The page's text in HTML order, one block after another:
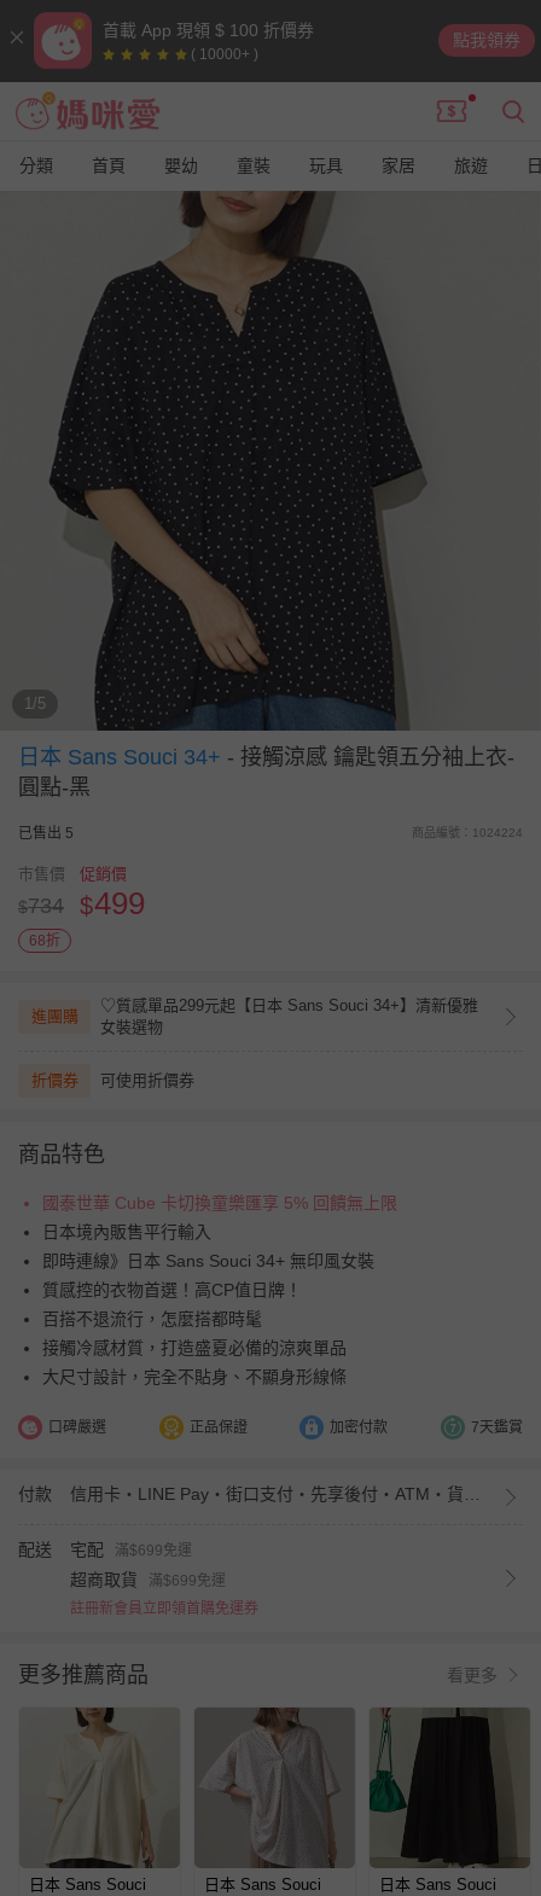
首載 App 現領 $ 100 折價券
( 10000+ )
點我領券
分類 首頁 嬰幼 童裝 玩具 家居 旅遊
1/5
日本 Sans Souci 34+ - 接觸涼感 鑰匙領五分袖上衣-
圓點-黑
已售出 5 商品編號：1024224
市售價
$734
促銷價
$499
68折
進團購
♡質感單品299元起【日本 Sans Souci 34+】清新優雅
女裝選物
折價券 可使用折價券
商品特色
國泰世華 Cube 卡切換童樂匯享 5% 回饋無上限
日本境內販售平行輸入
即時連線》日本 Sans Souci 34+ 無印風女裝
質感控的衣物首選！高CP值日牌！
百搭不退流行，怎麼搭都時髦
接觸冷感材質，打造盛夏必備的涼爽單品
大尺寸設計，完全不貼身、不顯身形線條
口碑嚴選 正品保證 加密付款 7天鑑賞
付款
配送 宅配 滿$699免運
超商取貨
滿$699免運
註冊新會員立即領首購免運券
更多推薦商品 看更多
日本 Sans Souci
日本 Sans Souci
日本 Sans Souci